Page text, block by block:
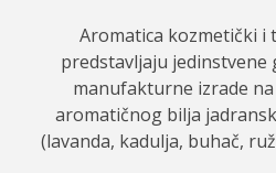
Aromatica kozmetički i
predstavljaju jedinstvene
manufakturne izrade
aromatičnog bilja
(lavanda, kadulja, buhač,